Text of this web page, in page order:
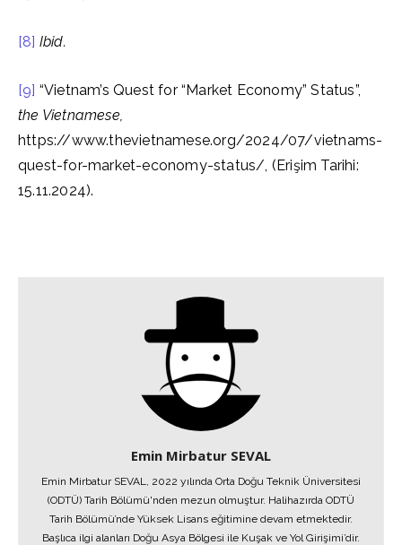
[8] Ibid.
[9] “Vietnam’s Quest for “Market Economy” Status”,
the Vietnamese,
https://www.thevietnamese.org/2024/07/vietnams-
quest-for-market-economy-status/, (Erişim Tarihi:
15.11.2024).
Emin Mirbatur SEVAL
Emin Mirbatur SEVAL, 2022 yılında Orta Doğu Teknik Üniversitesi
(ODTÜ) Tarih Bölümü'nden mezun olmuştur. Halihazırda ODTÜ
Tarih Bölümü’nde Yüksek Lisans eğitimine devam etmektedir.
Başlıca ilgi alanları Doğu Asya Bölgesi ile Kuşak ve Yol Girişimi’dir.